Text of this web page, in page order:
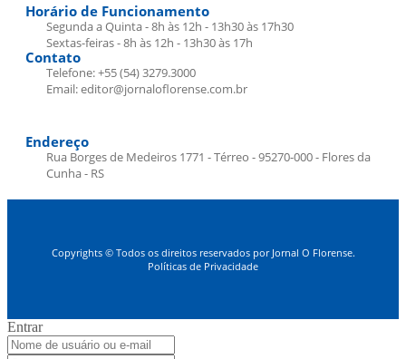
Horário de Funcionamento
Segunda a Quinta - 8h às 12h - 13h30 às 17h30
Sextas-feiras - 8h às 12h - 13h30 às 17h
Contato
Telefone: +55 (54) 3279.3000
Email: editor@jornaloflorense.com.br
Endereço
Rua Borges de Medeiros 1771 - Térreo - 95270-000 - Flores da
Cunha - RS
Copyrights © Todos os direitos reservados por Jornal O Florense.
Políticas de Privacidade
Entrar